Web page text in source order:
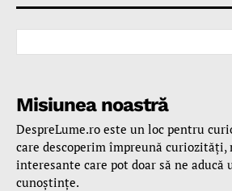
Misiunea noastră
DespreLume.ro este un loc pentru
care descoperim împreună
interesante care pot doar să ne aducă
cunoştinţe.